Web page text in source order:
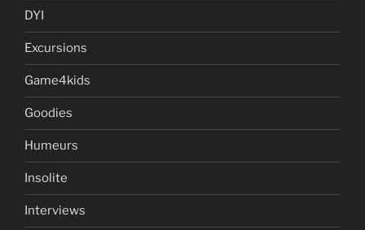
DYI
Excursions
Game4kids
Goodies
Humeurs
Insolite
Interviews